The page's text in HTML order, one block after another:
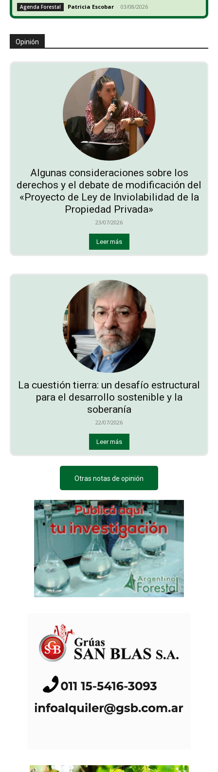
Agenda Forestal Patricia Escobar - 03/08/2026
Opinión
Algunas consideraciones sobre los
derechos y el debate de modificación del
«Proyecto de Ley de Inviolabilidad de la
Propiedad Privada»
23/07/2026
Leer más
La cuestión tierra: un desafío estructural
para el desarrollo sostenible y la
soberanía
22/07/2026
Leer más
Otras notas de opinión